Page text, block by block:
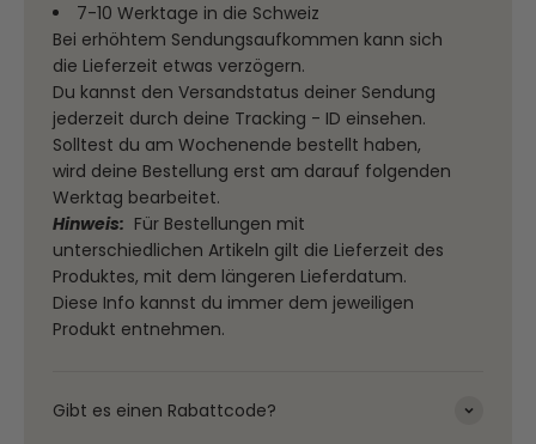
7-10 Werktage in die Schweiz
Bei erhöhtem Sendungsaufkommen kann sich
die Lieferzeit etwas verzögern.
Du kannst den Versandstatus deiner Sendung
jederzeit durch deine Tracking - ID einsehen.
Solltest du am Wochenende bestellt haben,
wird deine Bestellung erst am darauf folgenden
Werktag bearbeitet.
Hinweis: Für Bestellungen mit
unterschiedlichen Artikeln gilt die Lieferzeit des
Produktes, mit dem längeren Lieferdatum.
Diese Info kannst du immer dem jeweiligen
Produkt entnehmen.
Gibt es einen Rabattcode?